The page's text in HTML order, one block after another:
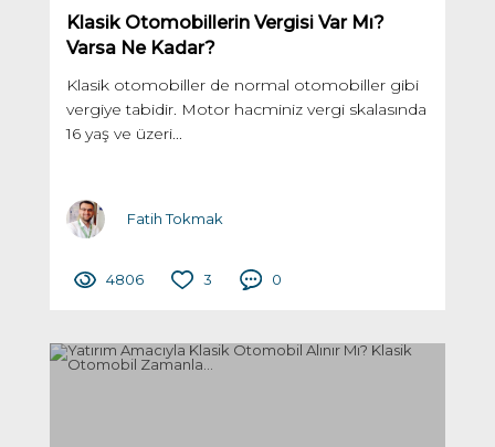
Klasik Otomobillerin Vergisi Var Mı?
Varsa Ne Kadar?
Klasik otomobiller de normal otomobiller gibi
vergiye tabidir. Motor hacminiz vergi skalasında
16 yaş ve üzeri...
Fatih Tokmak
4806 3 0